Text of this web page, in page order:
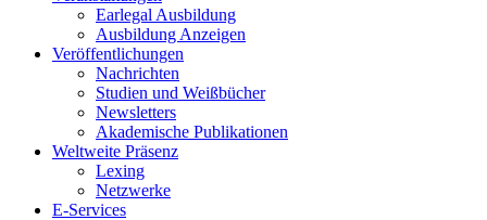
Earlegal Ausbildung
Ausbildung Anzeigen
Veröffentlichungen
Nachrichten
Studien und Weißbücher
Newsletters
Akademische Publikationen
Weltweite Präsenz
Lexing
Netzwerke
E-Services